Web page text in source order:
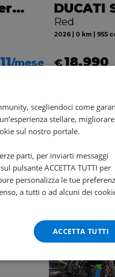
DUCATI Streetfighter V2
/mese
Red
2026 | 0 km | 955
€18.990
Non sai
scegliendoci come
stellare,
sul nostro portale.
parti, per inviarti messaggi
pulsante ACCETTA TUTTI per
personalizza le tue
a tutti o ad alcuni dei
ACCETTA TUTTI